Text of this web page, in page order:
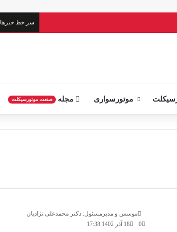
سر خط خبرها
موتورسواری مجله صنعت موتورسیکلت
موسس و مدیرمسئول: دکتر محمدعلی نژادیان
18 آذر 1402 17:38
0